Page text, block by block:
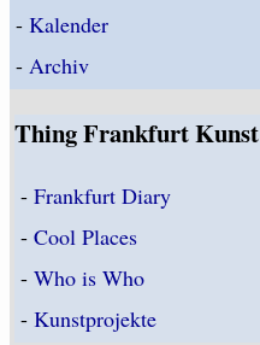
- Kalender
- Archiv
Thing Frankfurt Kunst
-Frankfurt Diary
-Cool Places
-Who is Who
-Kunstprojekte